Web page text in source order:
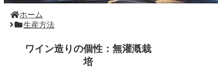
ホーム
生産方法
ワイン造りの個性：無灌漑栽
培